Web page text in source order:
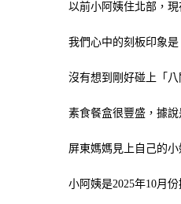
以前小阿姨住北部，
我們心中的刻板印象
沒有想到剛好碰上「
素食餐盒很豐盛，據說
屏東媽媽見上自己的
小阿姨是2025年10月